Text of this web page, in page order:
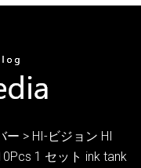
ー > HI-ビジョン HI
1 セット ink tank